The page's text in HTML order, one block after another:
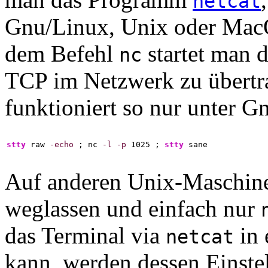
Gnu/Linux, Unix oder
dem Befehl nc startet man
TCP im Netzwerk zu
funktioniert so nur unter
stty raw -echo ; nc -l -p 1025 ; stty sane
Auf anderen Unix-
weglassen und einfach nur
das Terminal via netcat in
kann, werden dessen